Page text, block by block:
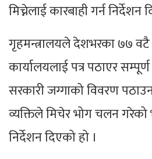
मिच्नेलाई कारबाही गर्न निर्देशन
गृहमन्त्रालयले देशभरका ७७ वटै
कार्यालयलाई पत्र पठाएर
सरकारी जग्गाको विवरण
व्यक्तिले मिचेर भोग चलन गरेको
निर्देशन दिएको हो ।